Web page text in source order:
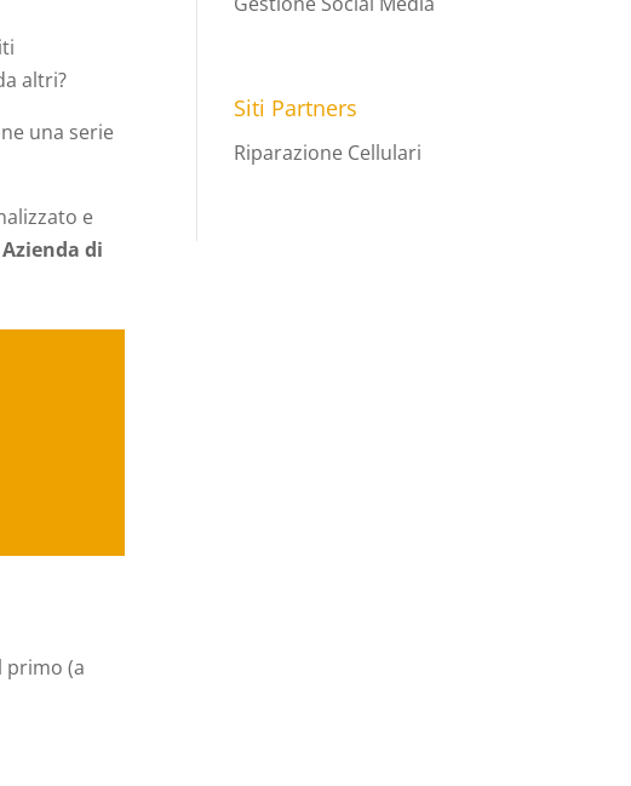
altri?
una serie
e
Azienda di
primo (a
Siti Partners
Riparazione Cellulari